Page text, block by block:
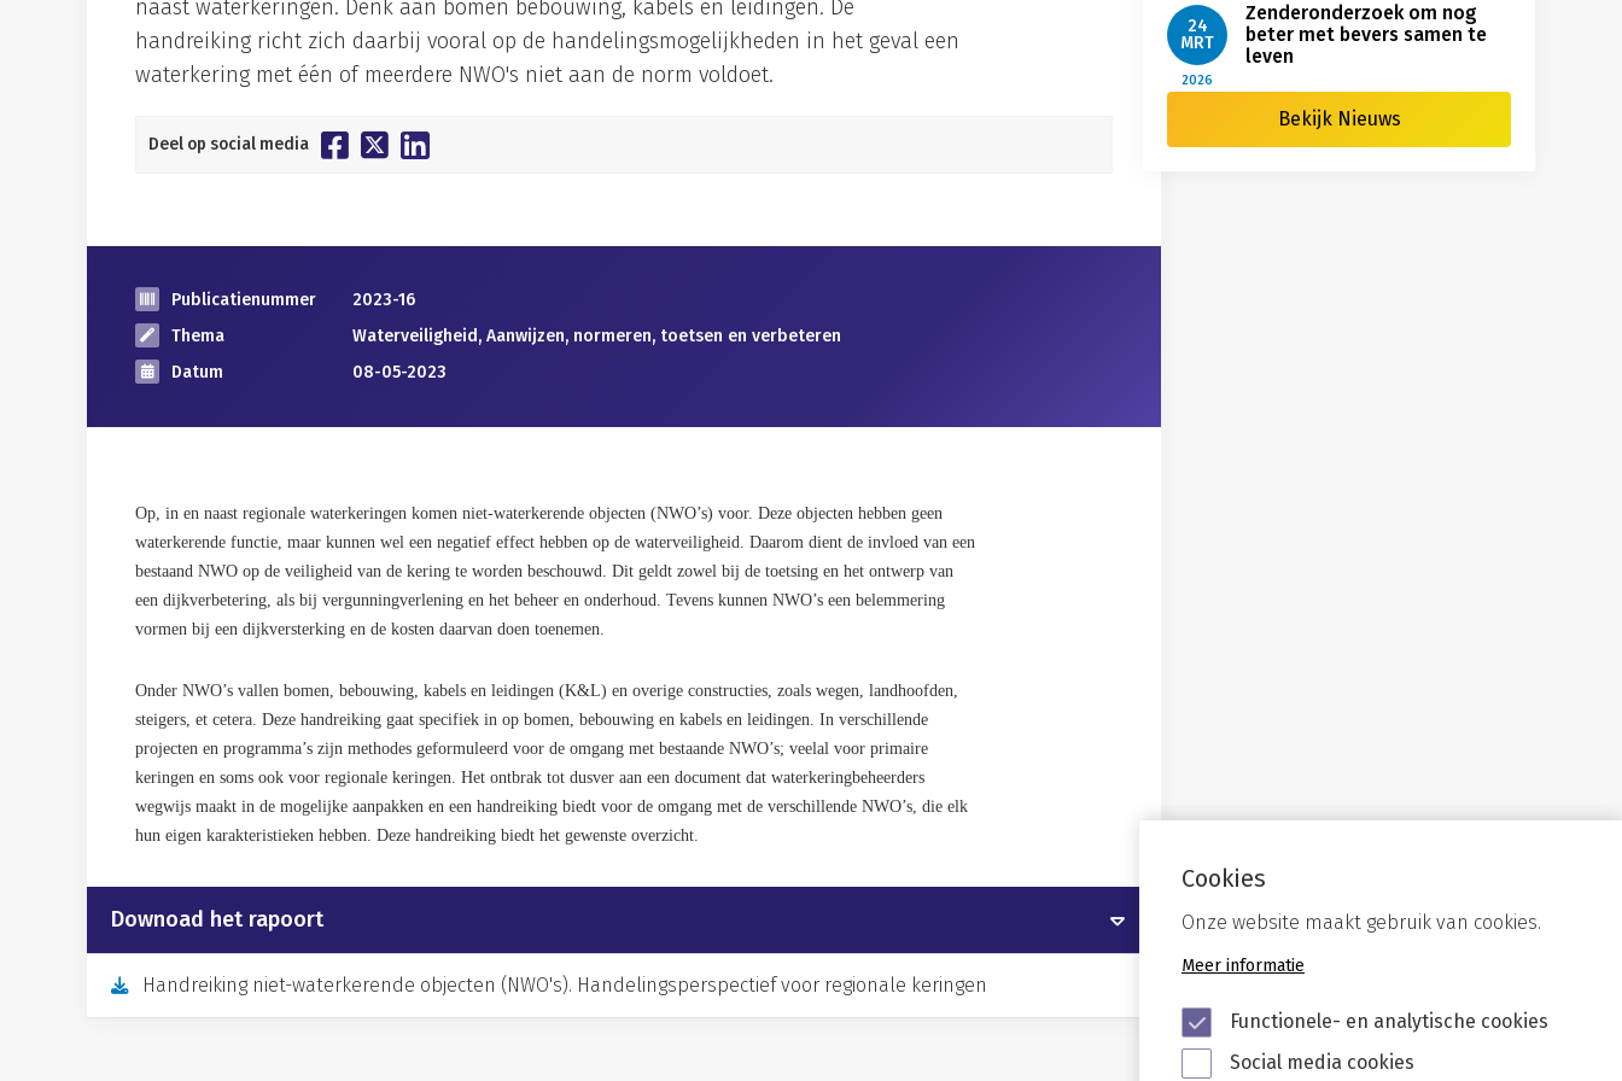
naast waterkeringen. Denk aan bomen bebouwing, kabels en leidingen. De
handreiking richt zich daarbij vooral op de handelingsmogelijkheden in het geval een
waterkering met één of meerdere NWO's niet aan de norm voldoet.
Deel op social media
Publicatienummer
2023-16
Thema
Waterveiligheid, Aanwijzen, normeren, toetsen en verbeteren
Datum
08-05-2023
Op, in en naast regionale waterkeringen komen niet-waterkerende objecten (NWO’s) voor. Deze objecten hebben geen
waterkerende functie, maar kunnen wel een negatief effect hebben op de waterveiligheid. Daarom dient de invloed van een
bestaand NWO op de veiligheid van de kering te worden beschouwd. Dit geldt zowel bij de toetsing en het ontwerp van
een dijkverbetering, als bij vergunningverlening en het beheer en onderhoud. Tevens kunnen NWO’s een belemmering
vormen bij een dijkversterking en de kosten daarvan doen toenemen.
Onder NWO’s vallen bomen, bebouwing, kabels en leidingen (K&L) en overige constructies, zoals wegen, landhoofden,
steigers, et cetera. Deze handreiking gaat specifiek in op bomen, bebouwing en kabels en leidingen. In verschillende
projecten en programma’s zijn methodes geformuleerd voor de omgang met bestaande NWO’s; veelal voor primaire
keringen en soms ook voor regionale keringen. Het ontbrak tot dusver aan een document dat waterkeringbeheerders
wegwijs maakt in de mogelijke aanpakken en een handreiking biedt voor de omgang met de verschillende NWO’s, die elk
hun eigen karakteristieken hebben. Deze handreiking biedt het gewenste overzicht.
Downoad het rapoort
Handreiking niet-waterkerende objecten (NWO's). Handelingsperspectief voor regionale keringen
24
MRT
2026
Zenderonderzoek om nog
beter met bevers samen te
leven
Bekijk Nieuws
Cookies
Onze website maakt gebruik van cookies.
Meer informatie
Functionele- en analytische cookies
Social media cookies